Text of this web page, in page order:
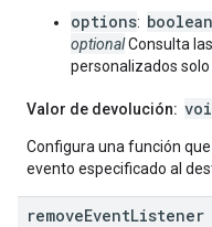
options:
optionalConsulta las
personalizados
Valor de devolución:
Configura una función
evento especificado al
removeEventListener